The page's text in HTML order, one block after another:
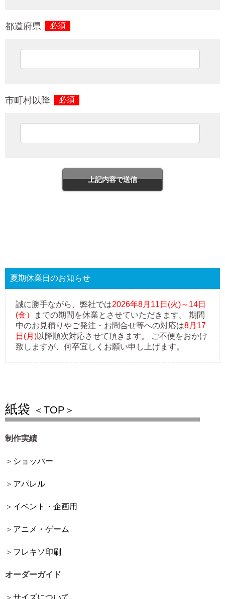
都道府県 必須
市町村以降 必須
夏期休業日のお知らせ
誠に勝手ながら、弊社では2026年8月11日(火)～14日
(金）
までの期間を休業とさせていただきます。 期間
中のお見積りやご発注・お問合せ等への対応は8月17
日(月)以降順次対応させて頂きます。 ご不便をおかけ
致しますが、何卒宜しくお願い申し上げます。
紙袋 ＜TOP＞
制作実績
ショッパー
アパレル
イベント・企画用
アニメ・ゲーム
フレキソ印刷
オーダーガイド
サイズについて